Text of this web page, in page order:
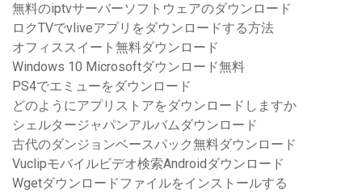
無料のiptvサーバーソフトウェアのダウンロード
ロクTVでvliveアプリをダウンロードする方法
オフィススイート無料ダウンロード
Windows 10 Microsoftダウンロード無料
PS4でエミューをダウンロード
どのようにアプリストアをダウンロードしますか
シェルタージャパンアルバムダウンロード
古代のダンジョンベースパック無料ダウンロード
Vuclipモバイルビデオ検索Androidダウンロード
Wgetダウンロードファイルをインストールする